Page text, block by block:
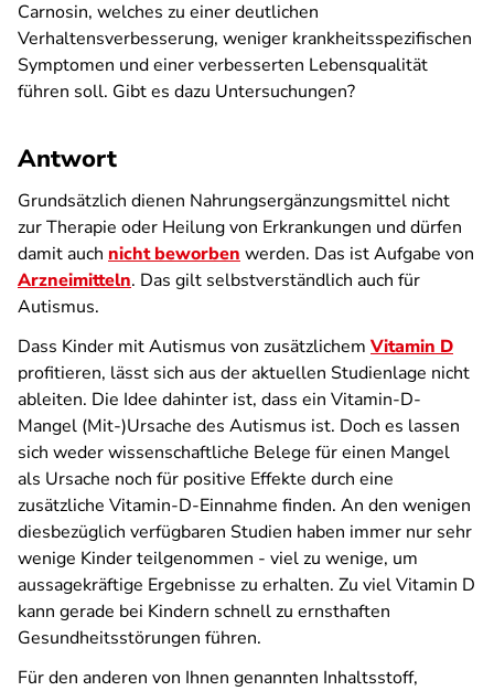
Carnosin, welches zu einer deutlichen
Verhaltensverbesserung, weniger krankheitsspezifischen
Symptomen und einer verbesserten Lebensqualität
führen soll. Gibt es dazu Untersuchungen?
Antwort
Grundsätzlich dienen Nahrungsergänzungsmittel nicht
zur Therapie oder Heilung von Erkrankungen und dürfen
damit auch nicht beworben werden. Das ist Aufgabe von
Arzneimitteln. Das gilt selbstverständlich auch für
Autismus.
Dass Kinder mit Autismus von zusätzlichem Vitamin D
profitieren, lässt sich aus der aktuellen Studienlage nicht
ableiten. Die Idee dahinter ist, dass ein Vitamin-D-
Mangel (Mit-)Ursache des Autismus ist. Doch es lassen
sich weder wissenschaftliche Belege für einen Mangel
als Ursache noch für positive Effekte durch eine
zusätzliche Vitamin-D-Einnahme finden. An den wenigen
diesbezüglich verfügbaren Studien haben immer nur sehr
wenige Kinder teilgenommen - viel zu wenige, um
aussagekräftige Ergebnisse zu erhalten. Zu viel Vitamin D
kann gerade bei Kindern schnell zu ernsthaften
Gesundheitsstörungen führen.
Für den anderen von Ihnen genannten Inhaltsstoff,